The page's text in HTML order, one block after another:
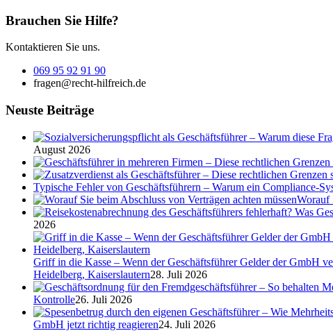
Brauchen Sie Hilfe?
Kontaktieren Sie uns.
069 95 92 91 90
fragen@recht-hilfreich.de
Neuste Beiträge
August 2026
Typische Fehler von Geschäftsführern – Warum ein Compliance-
Worauf
2026
Griff in die Kasse – Wenn der Geschäftsführer Gelder der GmbH
Heidelberg, Kaiserslautern28. Juli 2026
Kontrolle26. Juli 2026
GmbH jetzt richtig reagieren24. Juli 2026